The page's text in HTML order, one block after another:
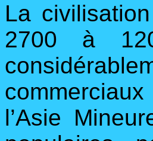
La
2700 à
l’Asie